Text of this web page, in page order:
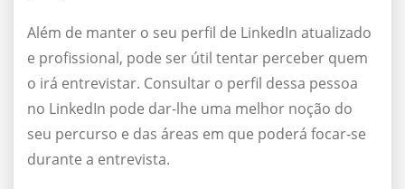
Além de manter o seu perfil de LinkedIn atualizado
e profissional, pode ser útil tentar perceber quem
o irá entrevistar. Consultar o perfil dessa pessoa
no LinkedIn pode dar-lhe uma melhor noção do
seu percurso e das áreas em que poderá focar-se
durante a entrevista.